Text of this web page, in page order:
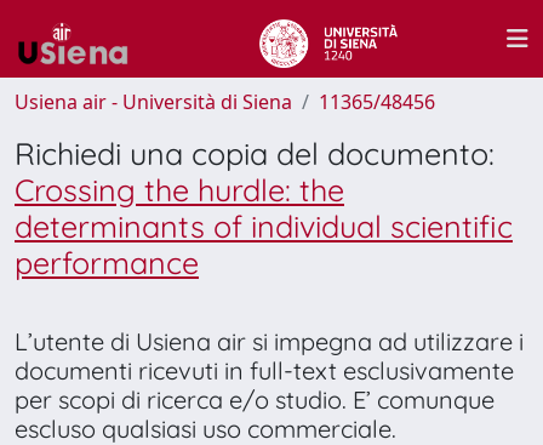
Usiena air - Università di Siena 11365/48456
Richiedi una copia del documento:
Crossing the hurdle: the
determinants of individual scientific
performance
L’utente di Usiena air si impegna ad utilizzare i
documenti ricevuti in full-text esclusivamente
per scopi di ricerca e/o studio. E’ comunque
escluso qualsiasi uso commerciale.